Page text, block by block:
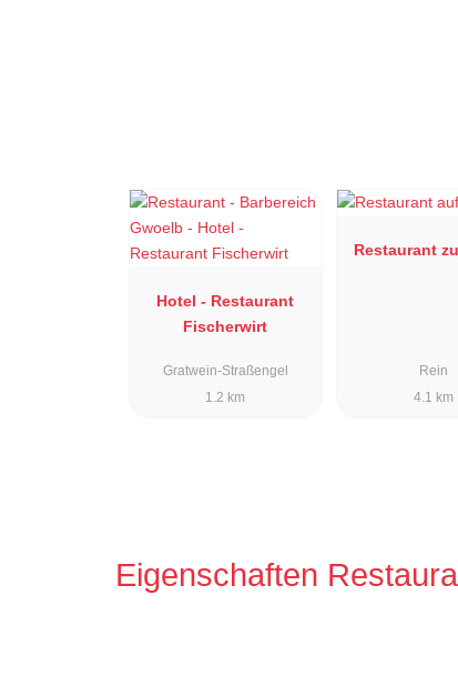
Hotel - Restaurant
Fischerwirt
Gratwein-Straßengel
1.2 km
Restaurant
Rein
4.1 km
Eigenschaften